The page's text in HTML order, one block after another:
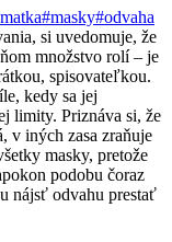
#masky#odvaha
si uvedomuje, že
množstvo rolí ‒ je
spisovateľkou.
kedy sa jej
limity. Priznáva si, že
v iných zasa zraňuje
masky, pretože
podobu čoraz
nájsť odvahu prestať